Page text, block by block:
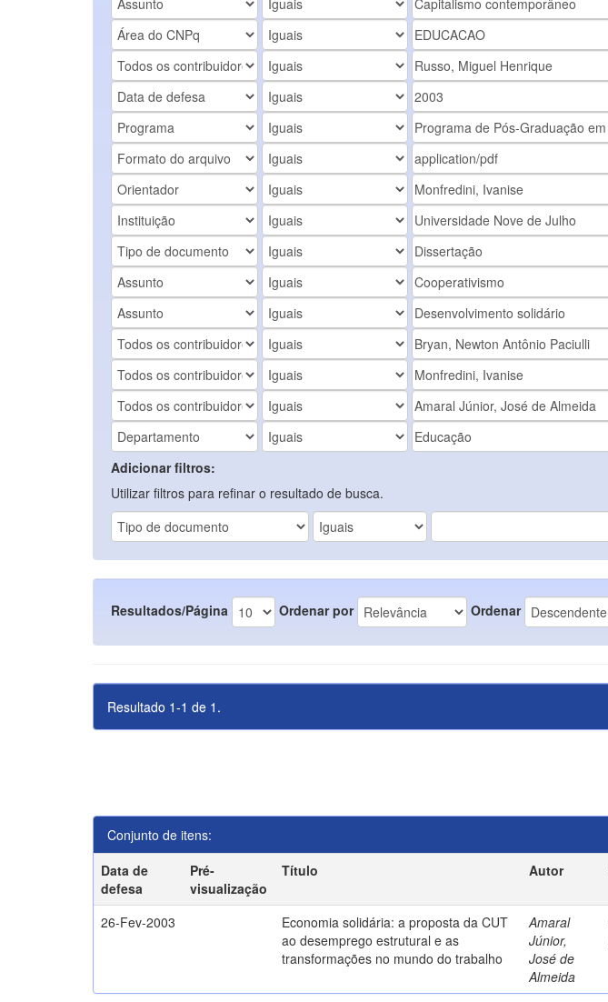
Adicionar filtros:
Utilizar filtros para refinar o resultado de busca.
Resultados/Página Ordenar por Ordenar
Resultado 1-1 de 1.
Conjunto de itens:
Data de
defesa
Pré-
visualização
Título Autor
26-Fev-2003
Economia solidária: a proposta da CUT
ao desemprego estrutural e as
transformações no mundo do trabalho
Amaral
Júnior,
José de
Almeida